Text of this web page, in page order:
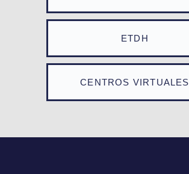
ETDH
CENTROS VIRTUALES